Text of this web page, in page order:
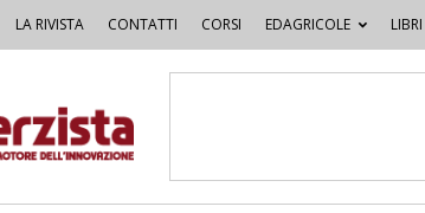
LA RIVISTA CONTATTI CORSI EDAGRICOLE LIBRI